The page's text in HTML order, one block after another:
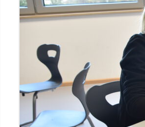
ANGEBOTE FÜR SCHÜLER
ELTERN